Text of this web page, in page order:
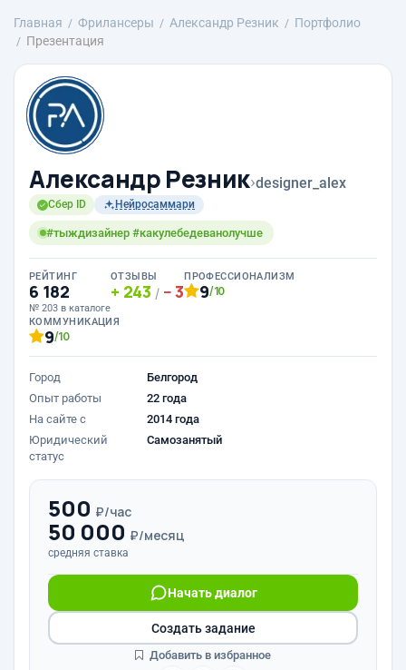
Главная Фрилансеры Александр Резник
Портфолио
Презентация
Александр Резник›designer_alex
Сбер ID Нейросаммари
#тыждизайнер #какулебедеванолучше
РЕЙТИНГ
6 182
№ 203 в каталоге
ОТЗЫВЫ
243 / 3
ПРОФЕССИОНАЛИЗМ
9/10
КОММУНИКАЦИЯ
9/10
Город
Белгород
Опыт работы
22 года
На сайте с
2014 года
Юридический
статус
Самозанятый
500 ₽/час
50 000 ₽/месяц
средняя ставка
Начать диалог
Создать задание
Добавить в избранное